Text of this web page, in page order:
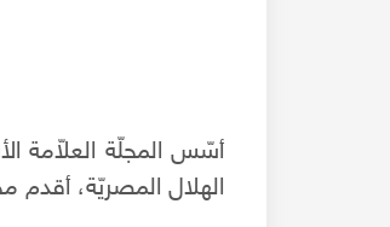
الهلال المصريّة، أقدم